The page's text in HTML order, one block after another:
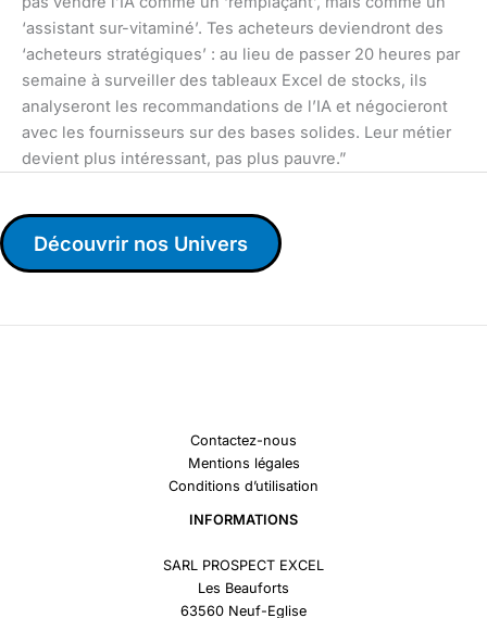
‘assistant sur-vitaminé’. Tes acheteurs deviendront des
‘acheteurs stratégiques’ : au lieu de passer 20 heures par
semaine à surveiller des tableaux Excel de stocks, ils
analyseront les recommandations de l’IA et négocieront
avec les fournisseurs sur des bases solides. Leur métier
devient plus intéressant, pas plus pauvre.”
Découvrir nos Univers
Contactez-nous
Mentions légales
Conditions d’utilisation
INFORMATIONS
SARL PROSPECT EXCEL
Les Beauforts
63560 Neuf-Eglise